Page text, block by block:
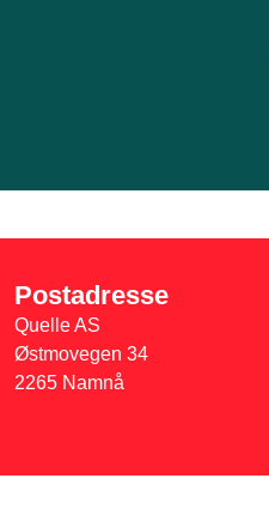
Postadresse
Quelle AS
Østmovegen 34
2265 Namnå